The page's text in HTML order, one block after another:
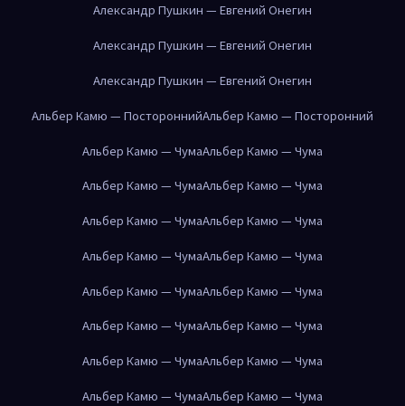
Александр Пушкин — Евгений Онегин
Александр Пушкин — Евгений Онегин
Александр Пушкин — Евгений Онегин
Альбер Камю — ПостороннийАльбер Камю — Посторонний
Альбер Камю — ЧумаАльбер Камю — Чума
Альбер Камю — ЧумаАльбер Камю — Чума
Альбер Камю — ЧумаАльбер Камю — Чума
Альбер Камю — ЧумаАльбер Камю — Чума
Альбер Камю — ЧумаАльбер Камю — Чума
Альбер Камю — ЧумаАльбер Камю — Чума
Альбер Камю — ЧумаАльбер Камю — Чума
Альбер Камю — ЧумаАльбер Камю — Чума